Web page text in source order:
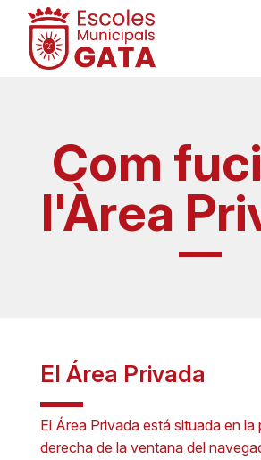
Com
l'Àrea
El Área Privada
El Área Privada está situada en la
derecha de la ventana del